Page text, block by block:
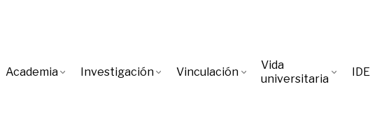
Academia Investigación Vinculación
Vida
universitaria
IDE